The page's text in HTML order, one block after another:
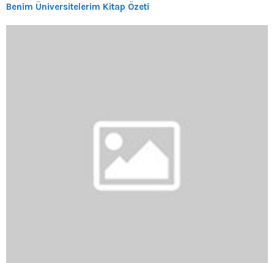
Benim Üniversitelerim Kitap Özeti